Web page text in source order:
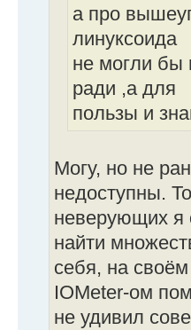
а про
линуксоида
не могли бы
ради ,а для
пользы и
Могу, но не
недоступны.
неверующих я
найти
себя, на
IOMeter-ом
не удивил